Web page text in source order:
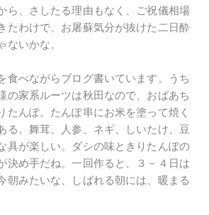
ら、さしたる理由もなく、ご祝儀相場
たわけで、お屠蘇気分が抜けた二日酔
ないかな。
食べながらブログ書いています。うち
の家系ルーツは秋田なので、おばあち
たんぽ。たんぽ串にお米を塗って焼く
る。舞茸、人参、ネギ、しいたけ、豆
具が楽しい。ダシの味ときりたんぽの
決め手だね。一回作ると、３－４日は
朝みたいな、しばれる朝には、暖まる